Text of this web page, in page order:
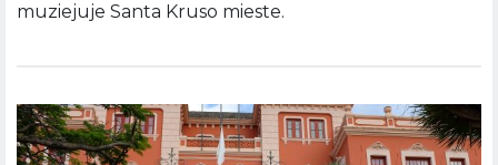
muziejuje Santa Kruso mieste.